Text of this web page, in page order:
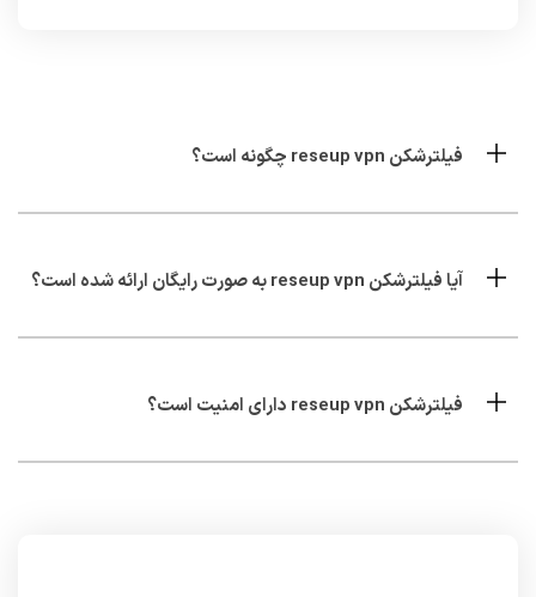
فیلترشکن reseup vpn چگونه است؟
آیا فیلترشکن reseup vpn به صورت رایگان ارائه شده است؟
فیلترشکن reseup vpn دارای امنیت است؟